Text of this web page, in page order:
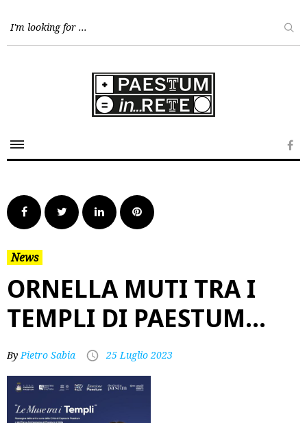
FacebookTwitter LinkedInPinterest
News
ORNELLA MUTI TRA I
TEMPLI DI PAESTUM…
ByPietro Sabia 25 Luglio 2023